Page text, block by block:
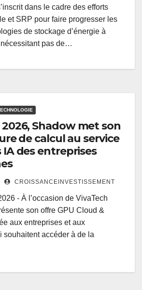
dans le cadre des efforts
et SRP pour faire progresser les
de stockage d’énergie à
pas de…
2026, Shadow met son
de calcul au service
IA des entreprises
CROISSANCEINVESTISSEMENT
- À l’occasion de VivaTech
son offre GPU Cloud &
aux entreprises et aux
souhaitent accéder à de la